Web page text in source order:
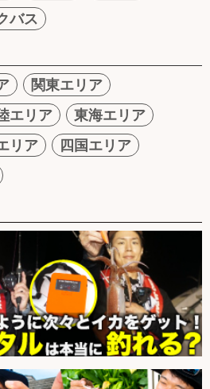
バス
関東エリア
エリア
東海エリア
リア
四国エリア